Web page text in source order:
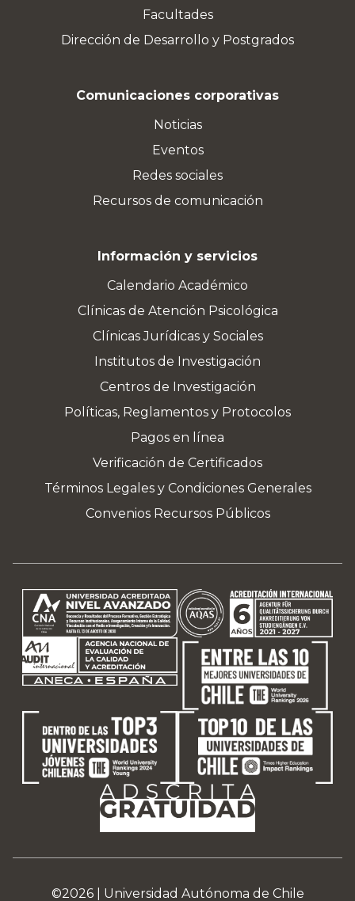
Facultades
Dirección de Desarrollo y Postgrados
Comunicaciones corporativas
Noticias
Eventos
Redes sociales
Recursos de comunicación
Información y servicios
Calendario Académico
Clínicas de Atención Psicológica
Clínicas Jurídicas y Sociales
Institutos de Investigación
Centros de Investigación
Políticas, Reglamentos y Protocolos
Pagos en línea
Verificación de Certificados
Términos Legales y Condiciones Generales
Convenios Recursos Públicos
©2026 | Universidad Autónoma de Chile